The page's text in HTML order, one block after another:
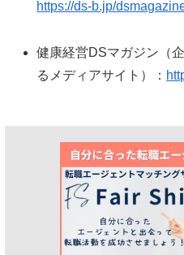
https://ds-b.jp/
健康経営DSマガジン（
るメディアサイト）：